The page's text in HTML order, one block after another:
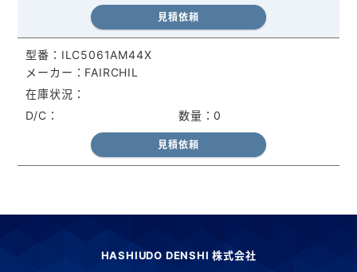
見積依頼
ILC5061AM44X
FAIRCHIL
0
見積依頼
HASHIUDO DENSHI 株式会社